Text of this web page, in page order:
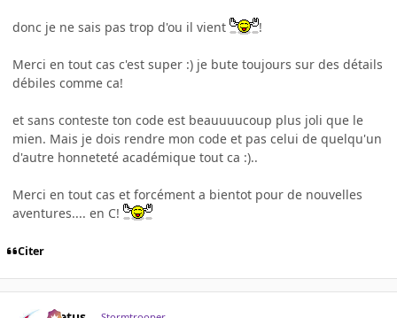
donc je ne sais pas trop d'ou il vient !
Merci en tout cas c'est super :) je bute toujours sur des détails
débiles comme ca!
et sans conteste ton code est beauuuucoup plus joli que le
mien. Mais je dois rendre mon code et pas celui de quelqu'un
d'autre honneteté académique tout ca :)..
Merci en tout cas et forcément a bientot pour de nouvelles
aventures.... en C!
Citer